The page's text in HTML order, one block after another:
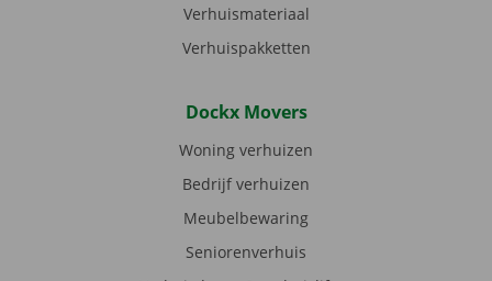
Verhuismateriaal
Verhuispakketten
Dockx Movers
Woning verhuizen
Bedrijf verhuizen
Meubelbewaring
Seniorenverhuis